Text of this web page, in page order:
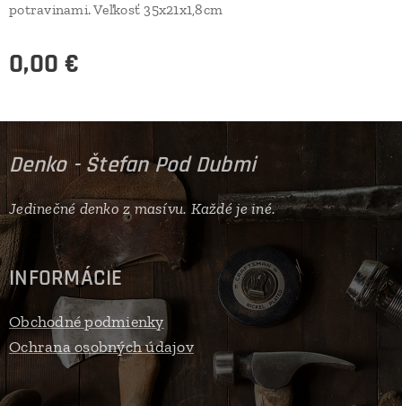
potravinami. Veľkosť 35x21x1,8cm
0,00 €
Denko - Štefan Pod Dubmi
Jedinečné denko z masívu. Každé je iné.
INFORMÁCIE
Obchodné podmienky
Ochrana osobných údajov